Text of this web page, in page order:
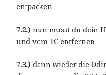
entpacken
7.2.) nun musst du dein
und vom PC entfernen
7.3.) dann wieder die